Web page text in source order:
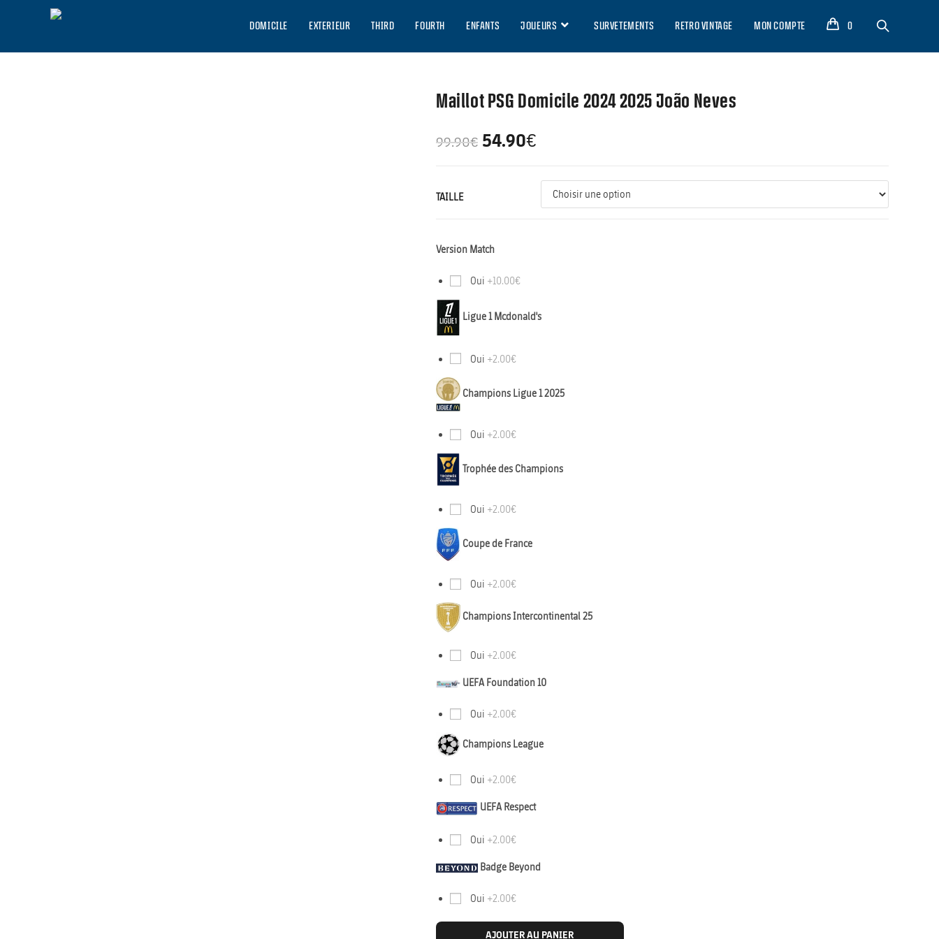
DOMICILE EXTERIEUR THIRD FOURTH ENFANTS JOUEURS SURVETEMENTS RETRO VINTAGE MON COMPTE 0
Maillot PSG Domicile 2024 2025 João Neves
99.90€ 54.90€
TAILLE
Version Match
Oui +10.00€
Ligue 1 Mcdonald's
Oui +2.00€
Champions Ligue 1 2025
Oui +2.00€
Trophée des Champions
Oui +2.00€
Coupe de France
Oui +2.00€
Champions Intercontinental 25
Oui +2.00€
UEFA Foundation 10
Oui +2.00€
Champions League
Oui +2.00€
UEFA Respect
Oui +2.00€
Badge Beyond
Oui +2.00€
AJOUTER AU PANIER